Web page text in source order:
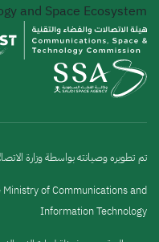
and Space Ecosystem
تم تطويره وصيانته بواسطة وزارة
of Communications and
Information Technology